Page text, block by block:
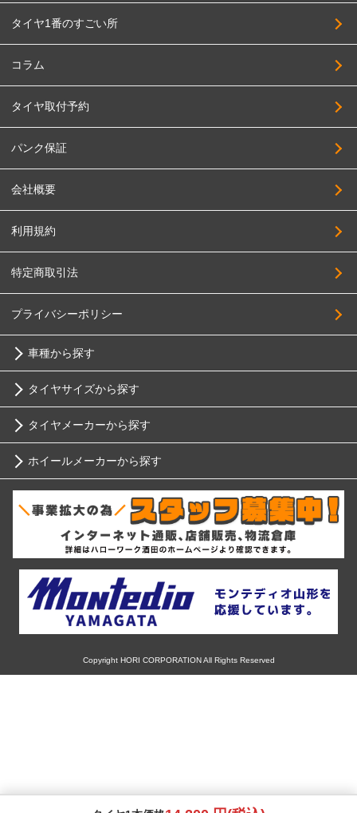
タイヤ1番のすごい所
コラム
タイヤ取付予約
パンク保証
会社概要
利用規約
特定商取引法
プライバシーポリシー
車種から探す
トヨタ
ニッサン
スバル
マツダ
ミツビシ
タイヤサイズから探す
10インチ
12インチ
14インチ
15インチ
19インチ
タイヤメーカーから探す
ブリヂストン
ミシュラン
ヨコハマ
ダンロップ
ホイールメーカーから探す
RIH
Advanti Racing
Copyright HORI CORPORATION All Rights Reserved